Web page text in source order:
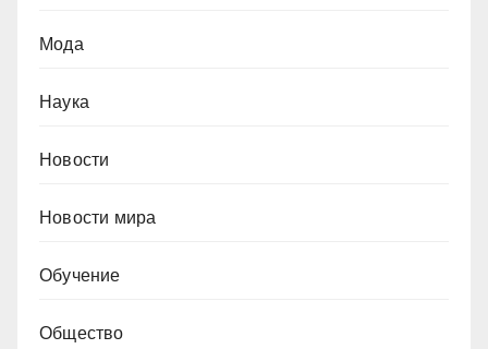
Мода
Наука
Новости
Новости мира
Обучение
Общество